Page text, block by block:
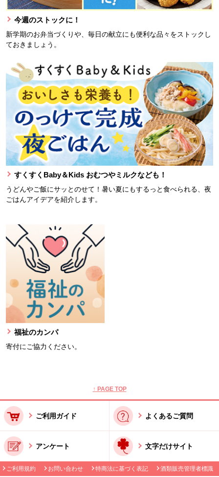
今週のストックに！
新学期のお弁当づくりや、毎日の献立にも便利な品々をストックし
ておきましょう。
すくすくBaby＆Kids おむつやミルクなども！
うどんやご飯にサッとのせて！暑い夏にもするっと食べられる、夜
ごはんアイデアを紹介します。
福祉のカンパ
寄付にご協力ください。
↑ PAGE TOP
ご利用ガイド よくあるご質問
アンケート 文字だけサイト
ご利用規約 お問い合わせ 特商法に基づく表記 酒類販売管理者標識